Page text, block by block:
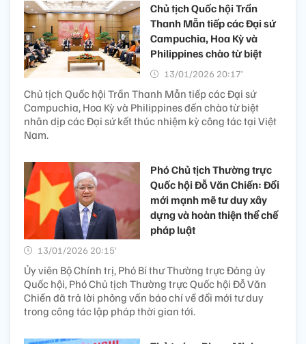
Chủ tịch Quốc hội Trần
Thanh Mẫn tiếp các Đại sứ
Campuchia, Hoa Kỳ và
Philippines chào từ biệt
13/01/2026 20:17’
Chủ tịch Quốc hội Trần Thanh Mẫn tiếp các Đại sứ
Campuchia, Hoa Kỳ và Philippines đến chào từ biệt
nhân dịp các Đại sứ kết thúc nhiệm kỳ công tác tại Việt
Nam.
Phó Chủ tịch Thường trực
Quốc hội Đỗ Văn Chiến: Đổi
mới mạnh mẽ tư duy xây
dựng và hoàn thiện thể chế
pháp luật
13/01/2026 20:15’
Ủy viên Bộ Chính trị, Phó Bí thư Thường trực Đảng ủy
Quốc hội, Phó Chủ tịch Thường trực Quốc hội Đỗ Văn
Chiến đã trả lời phỏng vấn báo chí về đổi mới tư duy
trong công tác lập pháp thời gian tới.